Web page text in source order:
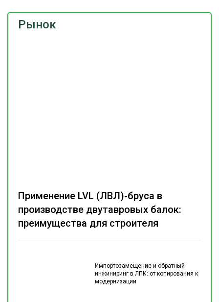
Рынок
Импортозамещение и обратный
инжиниринг в ЛПК: от копирования к
модернизации
Применение LVL (ЛВЛ)-бруса в
производстве двутавровых балок:
преимущества для строителя